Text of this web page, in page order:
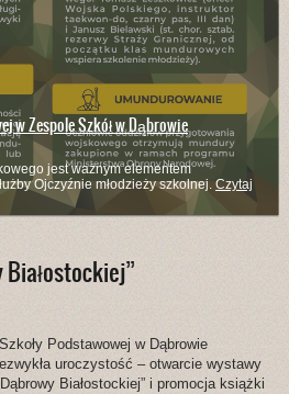
w Zespole Szkół w Dąbrowie
jest ważnym elementem
Ojczyźnie młodzieży szkolnej. Czytaj
Podstawowej w Dąbrowie
uroczystość – otwarcie wystawy
Białostockiej” i promocja książki